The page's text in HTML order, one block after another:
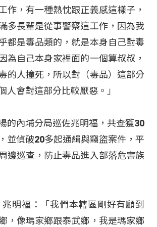
作，有一種熱忱跟正義感這樣子，
多長輩是從事警察這工作，因為我
都是毒品類的，就是本身自己對毒
為自己本身家裡面的一個算叔叔，
的人撞死，所以對（毒品）這部分
人會對這部分比較厭惡。」
的內埔分局巡佐兆明福，共查獲30
並偵破20多起通緝與竊盜案件，平
邊巡查，防止毒品進入部落危害族
明福：「我們本轄區剛好有顧到
，像瑪家鄉跟泰武鄉，我是瑪家鄉